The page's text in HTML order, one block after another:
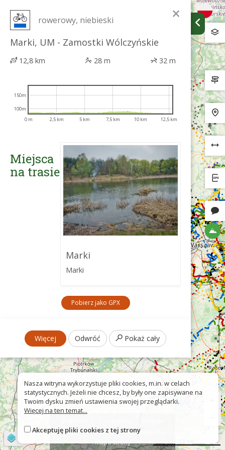
×
rowerowy, niebieski
Marki, UM - Zamostki Wólczyńskie
12,8 km 28 m 32 m
0 m 2,5 km 5 km 7,5 km 10 km 12,5 km
100m
150m
Miejsca
na trasie
Marki
Marki
Pobierz jako GPX
Więcej Odwróć Pokaż cały
Znak nie tak?
Deklaracja dostępności
Mapa strony
Nasza witryna wykorzystuje pliki cookies, m.in. w celach
statystycznych. Jeżeli nie chcesz, by były one zapisywane na
Twoim dysku zmień ustawienia swojej przeglądarki.
Więcej na ten temat...
Akceptuję pliki cookies z tej strony